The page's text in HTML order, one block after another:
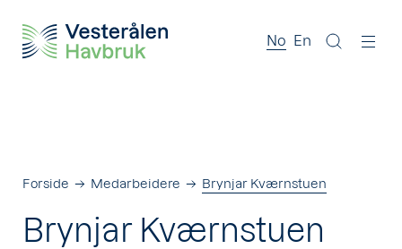
No En
Forside Medarbeidere Brynjar Kværnstuen
Brynjar Kværnstuen